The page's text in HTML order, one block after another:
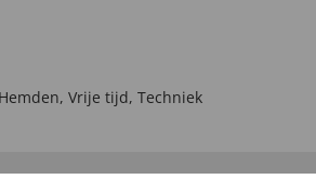
Hemden, Vrije tijd, Techniek